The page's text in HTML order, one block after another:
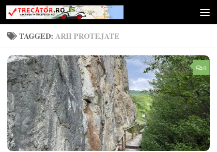
Skip to content
TAGGED: ARII PROTEJATE
0